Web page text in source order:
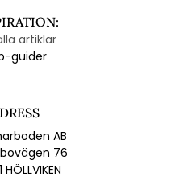
artiklar
guider
AB
76
HÖLLVIKEN